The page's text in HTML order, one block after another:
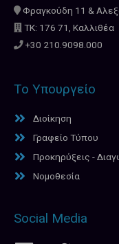
Φραγκούδη 11 &
ΤΚ: 176 71, Καλλιθέα
+30 210.9098.000
Το Υπουργείο
Διοίκηση
Γραφείο Τύπου
Προκηρύξεις -
Νομοθεσία
Social Media